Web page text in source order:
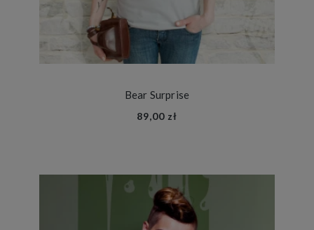
Bear Surprise
89,00 zł